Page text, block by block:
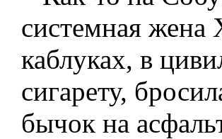
системная жена
каблуках, в
сигарету,
бычок на